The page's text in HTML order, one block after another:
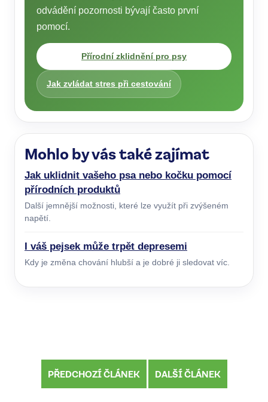
odvádění pozornosti bývají často první
pomocí.
Přírodní zklidnění pro psy
Jak zvládat stres při cestování
Mohlo by vás také zajímat
Jak uklidnit vašeho psa nebo kočku pomocí
přírodních produktů
Další jemnější možnosti, které lze využít při zvýšeném
napětí.
I váš pejsek může trpět depresemi
Kdy je změna chování hlubší a je dobré ji sledovat víc.
PŘEDCHOZÍ ČLÁNEK DALŠÍ ČLÁNEK